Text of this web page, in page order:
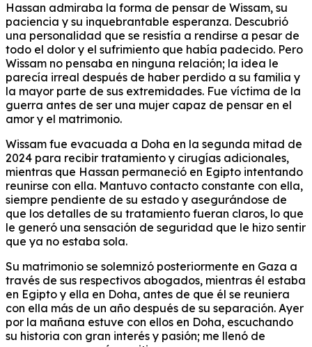
Hassan admiraba la forma de pensar de Wissam, su
paciencia y su inquebrantable esperanza. Descubrió
una personalidad que se resistía a rendirse a pesar de
todo el dolor y el sufrimiento que había padecido. Pero
Wissam no pensaba en ninguna relación; la idea le
parecía irreal después de haber perdido a su familia y
la mayor parte de sus extremidades. Fue víctima de la
guerra antes de ser una mujer capaz de pensar en el
amor y el matrimonio.
Wissam fue evacuada a Doha en la segunda mitad de
2024 para recibir tratamiento y cirugías adicionales,
mientras que Hassan permaneció en Egipto intentando
reunirse con ella. Mantuvo contacto constante con ella,
siempre pendiente de su estado y asegurándose de
que los detalles de su tratamiento fueran claros, lo que
le generó una sensación de seguridad que le hizo sentir
que ya no estaba sola.
Su matrimonio se solemnizó posteriormente en Gaza a
través de sus respectivos abogados, mientras él estaba
en Egipto y ella en Doha, antes de que él se reuniera
con ella más de un año después de su separación. Ayer
por la mañana estuve con ellos en Doha, escuchando
su historia con gran interés y pasión; me llenó de